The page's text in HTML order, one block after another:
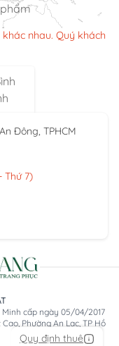
Quy định thuê
nhau. Quý khách
Đông, TPHCM
Thứ 7)
Minh cấp ngày 05/04/2017
Phường An Lạc, TP Hồ